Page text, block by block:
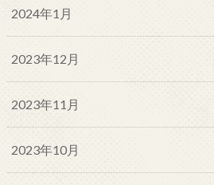
2024年1月
2023年12月
2023年11月
2023年10月